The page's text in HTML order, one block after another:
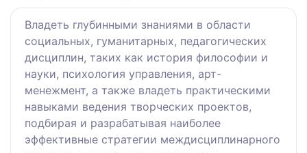
Владеть глубинными знаниями в области
социальных, гуманитарных, педагогических
дисциплин, таких как история философии и
науки, психология управления, арт-
менежмент, а также владеть практическими
навыками ведения творческих проектов,
подбирая и разрабатывая наиболее
эффективные стратегии междисциплинарного